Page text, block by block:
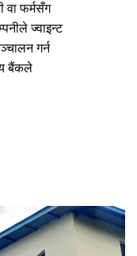
वा फर्मसँग
ज्वाइन्ट
गर्न
बैंकले